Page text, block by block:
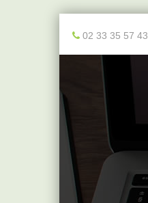
02 33 35 57 43